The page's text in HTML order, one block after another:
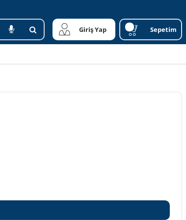
Giriş Yap Sepetim